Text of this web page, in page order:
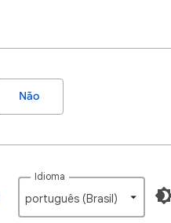
Não
Idioma
português (Brasil)‎